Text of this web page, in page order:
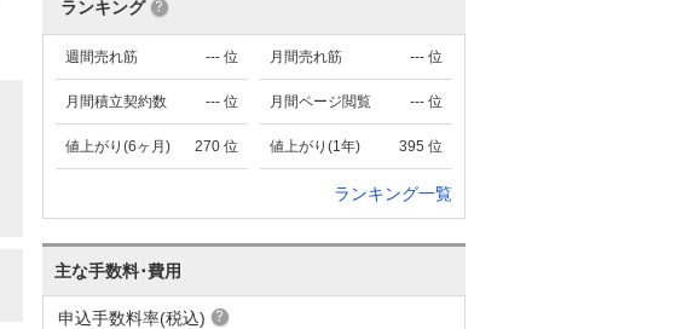
ランキング
--- 位
週間売れ筋 --- 位
月間売れ筋
--- 位
月間積立契約数 --- 位
月間ページ閲覧
270 位
値上がり(6ヶ月) 395 位
値上がり(1年)
ランキング一覧
主な手数料･費用
申込手数料率(税込)